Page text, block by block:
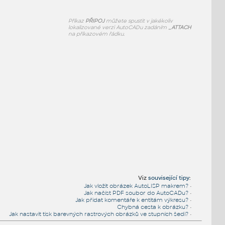
Příkaz PŘIPOJmůžete spustit v jakékoliv
lokalizované verzi AutoCADu zadáním _ATTACH
na příkazovém řádku.
Vizsouvisející tipy:
Jak vložit obrázek AutoLISP makrem? •
Jak načíst PDF soubor do AutoCADu? •
Jak přidat komentáře k entitám výkresu? •
Chybná cesta k obrázku? •
Jak nastavit tisk barevných rastrových obrázků ve stupních šedi? •